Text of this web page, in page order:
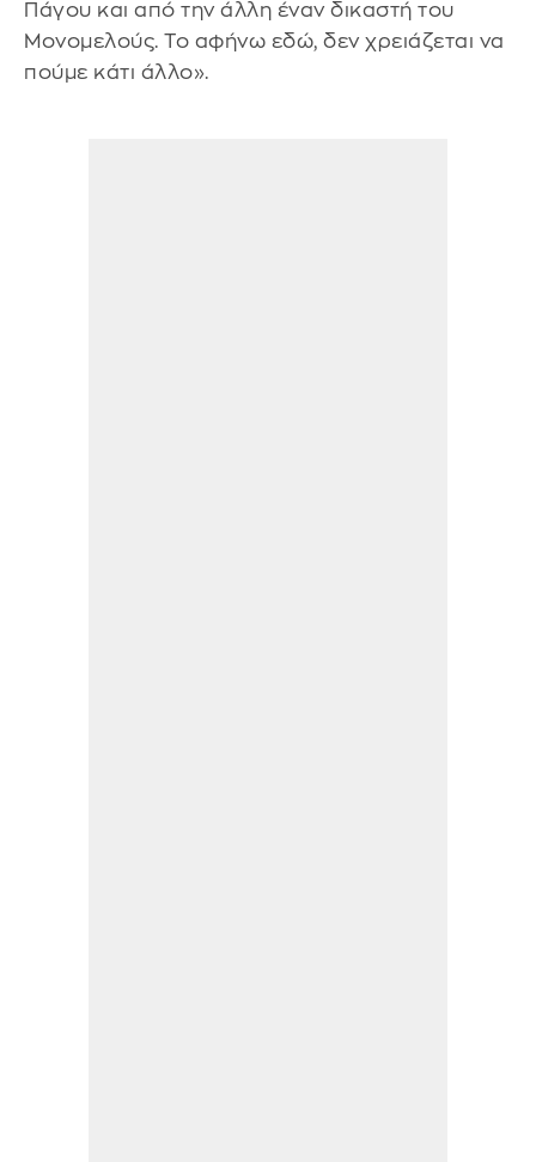
Πάγου και από την άλλη έναν δικαστή του
Μονομελούς. Το αφήνω εδώ, δεν χρειάζεται να
πούμε κάτι άλλο».